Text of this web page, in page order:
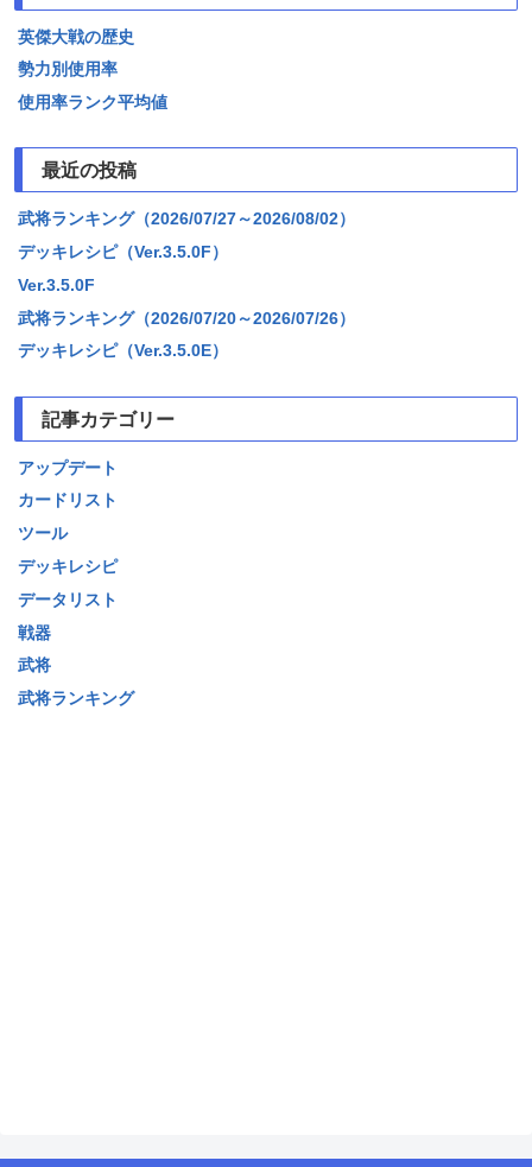
英傑大戦の歴史
勢力別使用率
使用率ランク平均値
最近の投稿
武将ランキング（2026/07/27～2026/08/02）
デッキレシピ（Ver.3.5.0F）
Ver.3.5.0F
武将ランキング（2026/07/20～2026/07/26）
デッキレシピ（Ver.3.5.0E）
記事カテゴリー
アップデート
カードリスト
ツール
デッキレシピ
データリスト
戦器
武将
武将ランキング